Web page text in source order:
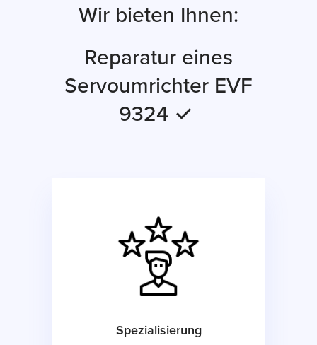
Wir bieten Ihnen:
Reparatur eines
Servoumrichter EVF
9324 ✓
Spezialisierung